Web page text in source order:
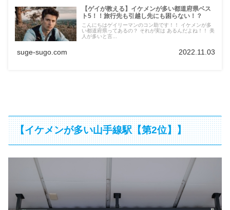
【ゲイが教える】イケメンが多い都道府県ベス
ト5！！旅行先も引越し先にも困らない！？
こんにちはゲイリーマンのコン助です！！ イケメンが多
い都道府県ってあるの？ それが実は あるんだよね！！ 美
人が多いと言...
suge-sugo.com 2022.11.03
【イケメンが多い山手線駅【第2位】】